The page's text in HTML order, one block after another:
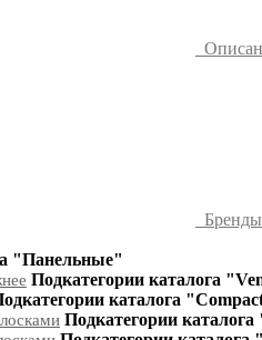
Бренды
"Панельные"
Подкатегории каталога
каталога
Подкатегории